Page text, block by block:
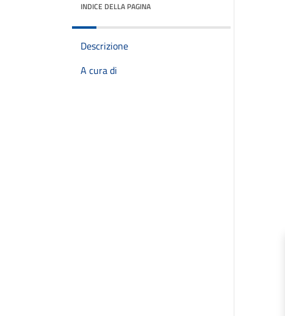
INDICE DELLA PAGINA
Descrizione
A cura di